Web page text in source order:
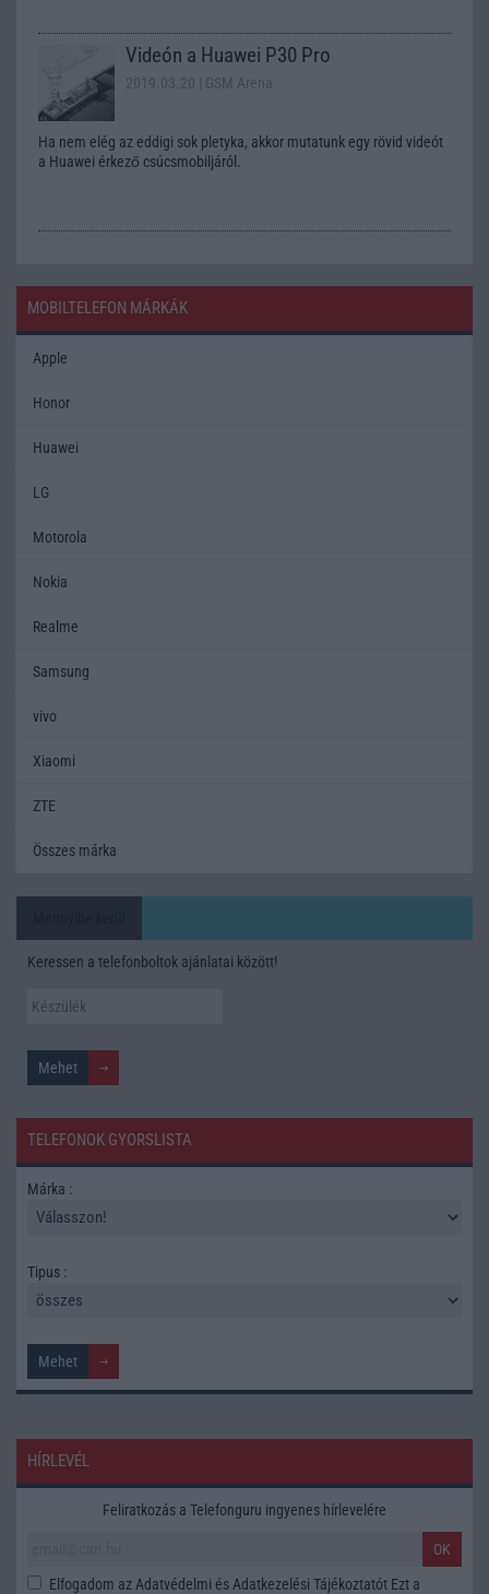
Videón a Huawei P30 Pro
2019.03.20 | GSM Arena
Ha nem elég az eddigi sok pletyka, akkor mutatunk egy rövid videót
a Huawei érkező csúcsmobiljáról.
MOBILTELEFON MÁRKÁK
Apple
Honor
Huawei
LG
Motorola
Nokia
Realme
Samsung
vivo
Xiaomi
ZTE
Összes márka
Keressen a telefonboltok ajánlatai között!
TELEFONOK GYORSLISTA
Márka :
Tipus :
HÍRLEVÉL
Feliratkozás a Telefonguru ingyenes hírlevelére
OK
Elfogadom az Adatvédelmi és Adatkezelési Tájékoztatót Ezt a